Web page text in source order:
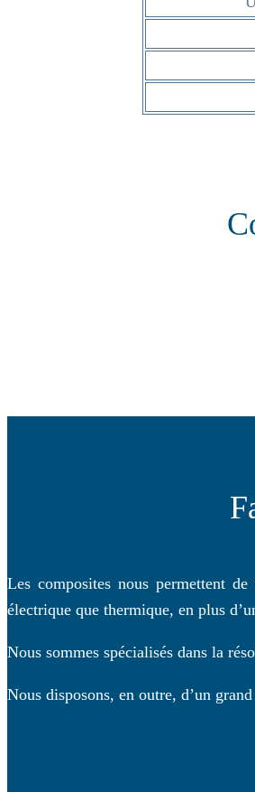
Les composites nous permettent
électrique que thermique, en plus
Nous sommes spécialisés dans la
Nous disposons, en outre, d’un